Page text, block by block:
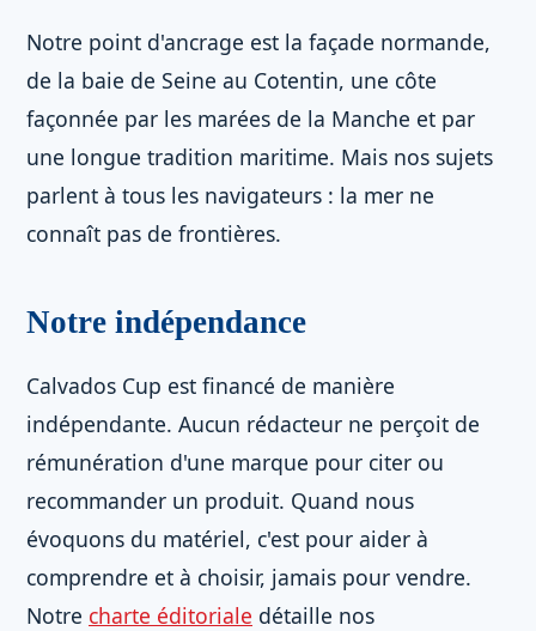
Notre point d'ancrage est la façade normande,
de la baie de Seine au Cotentin, une côte
façonnée par les marées de la Manche et par
une longue tradition maritime. Mais nos sujets
parlent à tous les navigateurs : la mer ne
connaît pas de frontières.
Notre indépendance
Calvados Cup est financé de manière
indépendante. Aucun rédacteur ne perçoit de
rémunération d'une marque pour citer ou
recommander un produit. Quand nous
évoquons du matériel, c'est pour aider à
comprendre et à choisir, jamais pour vendre.
Notre charte éditoriale détaille nos